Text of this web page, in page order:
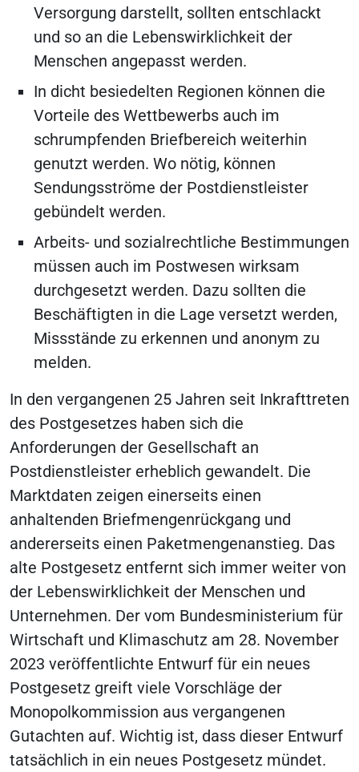
Versorgung darstellt, sollten entschlackt
und so an die Lebenswirklichkeit der
Menschen angepasst werden.
In dicht besiedelten Regionen können die
Vorteile des Wettbewerbs auch im
schrumpfenden Briefbereich weiterhin
genutzt werden. Wo nötig, können
Sendungsströme der Postdienstleister
gebündelt werden.
Arbeits- und sozialrechtliche Bestimmungen
müssen auch im Postwesen wirksam
durchgesetzt werden. Dazu sollten die
Beschäftigten in die Lage versetzt werden,
Missstände zu erkennen und anonym zu
melden.
In den vergangenen 25 Jahren seit Inkrafttreten
des Postgesetzes haben sich die
Anforderungen der Gesellschaft an
Postdienstleister erheblich gewandelt. Die
Marktdaten zeigen einerseits einen
anhaltenden Briefmengenrückgang und
andererseits einen Paketmengenanstieg. Das
alte Postgesetz entfernt sich immer weiter von
der Lebenswirklichkeit der Menschen und
Unternehmen. Der vom Bundesministerium für
Wirtschaft und Klimaschutz am 28. November
2023 veröffentlichte Entwurf für ein neues
Postgesetz greift viele Vorschläge der
Monopolkommission aus vergangenen
Gutachten auf. Wichtig ist, dass dieser Entwurf
tatsächlich in ein neues Postgesetz mündet.